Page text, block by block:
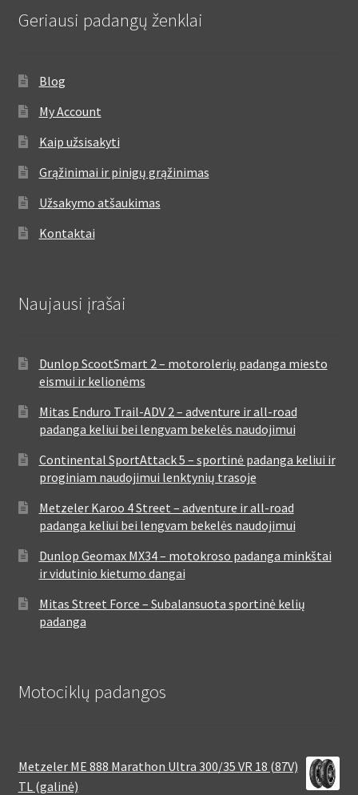
Geriausi padangų ženklai
Blog
My Account
Kaip užsisakyti
Grąžinimai ir pinigų grąžinimas
Užsakymo atšaukimas
Kontaktai
Naujausi įrašai
Dunlop ScootSmart 2 – motorolerių padanga miesto
eismui ir kelionėms
Mitas Enduro Trail-ADV 2 – adventure ir all-road
padanga keliui bei lengvam bekelės naudojimui
Continental SportAttack 5 – sportinė padanga keliui ir
proginiam naudojimui lenktynių trasoje
Metzeler Karoo 4 Street – adventure ir all-road
padanga keliui bei lengvam bekelės naudojimui
Dunlop Geomax MX34 – motokroso padanga minkštai
ir vidutinio kietumo dangai
Mitas Street Force – Subalansuota sportinė kelių
padanga
Motociklų padangos
Metzeler ME 888 Marathon Ultra 300/35 VR 18 (87V)
TL (galinė)